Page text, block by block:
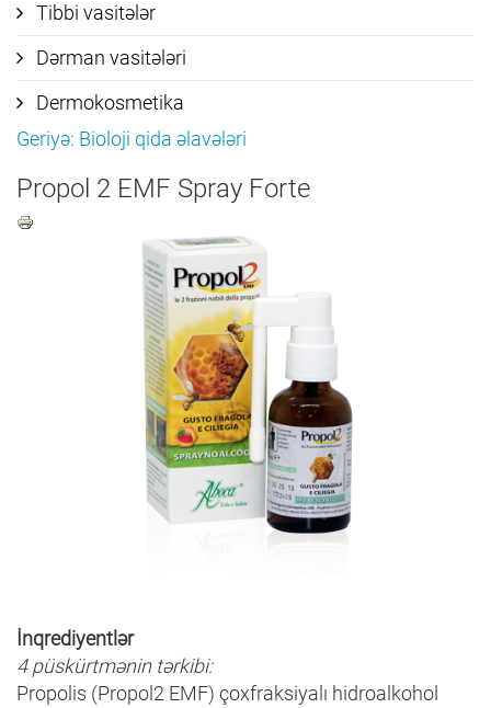
Tibbi vasitələr
Dərman vasitələri
Dermokosmetika
Geriyə: Bioloji qida əlavələri
Propol 2 EMF Spray Forte
İnqrediyentlər
4 püskürtmənin tərkibi:
Propolis (Propol2 EMF) çoxfraksiyalı hidroalkohol